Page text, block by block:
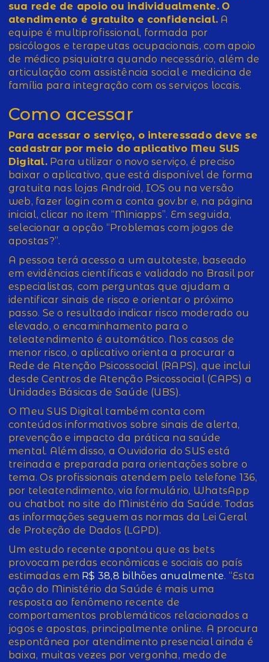
sua rede de apoio ou individualmente. O
atendimento é gratuito e confidencial. A
equipe é multiprofissional, formada por
psicólogos e terapeutas ocupacionais, com apoio
de médico psiquiatra quando necessário, além de
articulação com assistência social e medicina de
família para integração com os serviços locais.
Como acessar
Para acessar o serviço, o interessado deve se
cadastrar por meio do aplicativo Meu SUS
Digital.Para utilizar o novo serviço, é preciso
baixar o aplicativo, que está disponível de forma
gratuita nas lojas Android, IOS ou na versão
web, fazer login com a conta gov.br e, na página
inicial, clicar no item “Miniapps”. Em seguida,
selecionar a opção “Problemas com jogos de
apostas?”.
A pessoa terá acesso a um autoteste, baseado
em evidências científicas e validado no Brasil por
especialistas, com perguntas que ajudam a
identificar sinais de risco e orientar o próximo
passo. Se o resultado indicar risco moderado ou
elevado, o encaminhamento para o
teleatendimento é automático. Nos casos de
menor risco, o aplicativo orienta a procurar a
Rede de Atenção Psicossocial (RAPS), que inclui
desde Centros de Atenção Psicossocial (CAPS) a
Unidades Básicas de Saúde (UBS).
O Meu SUS Digital também conta com
conteúdos informativos sobre sinais de alerta,
prevenção e impacto da prática na saúde
mental. Além disso, a Ouvidoria do SUS está
treinada e preparada para orientações sobre o
tema. Os profissionais atendem pelo telefone 136,
por teleatendimento, via formulário, WhatsApp
ou chatbot no site do Ministério da Saúde. Todas
as informações seguem as normas da Lei Geral
de Proteção de Dados (LGPD).
Um estudo recente apontou que as bets
provocam perdas econômicas e sociais ao país
estimadas em R$ 38,8 bilhões anualmente. “Esta
ação do Ministério da Saúde é mais uma
resposta ao fenômeno recente de
comportamentos problemáticos relacionados a
jogos e apostas, principalmente online. A procura
espontânea por atendimento presencial ainda é
baixa, muitas vezes por vergonha, medo de